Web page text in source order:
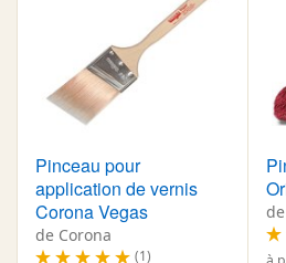
Pinceau pour
application de vernis
Corona Vegas
de Corona
(1)